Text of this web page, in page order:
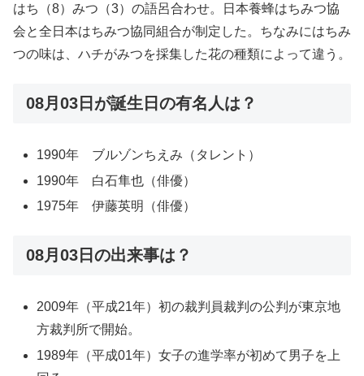
はち（8）みつ（3）の語呂合わせ。日本養蜂はちみつ協
会と全日本はちみつ協同組合が制定した。ちなみにはちみ
つの味は、ハチがみつを採集した花の種類によって違う。
08月03日が誕生日の有名人は？
1990年 ブルゾンちえみ（タレント）
1990年 白石隼也（俳優）
1975年 伊藤英明（俳優）
08月03日の出来事は？
2009年（平成21年）初の裁判員裁判の公判が東京地
方裁判所で開始。
1989年（平成01年）女子の進学率が初めて男子を上